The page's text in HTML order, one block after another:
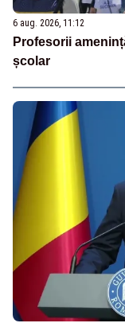
6 aug. 2026, 11:12
Profesorii
școlar